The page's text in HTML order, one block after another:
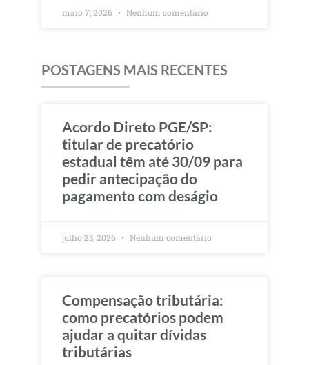
maio 7, 2026 Nenhum comentário
POSTAGENS MAIS RECENTES
Acordo Direto PGE/SP:
titular de precatório
estadual têm até 30/09 para
pedir antecipação do
pagamento com deságio
julho 23, 2026 Nenhum comentário
Compensação tributária:
como precatórios podem
ajudar a quitar dívidas
tributárias